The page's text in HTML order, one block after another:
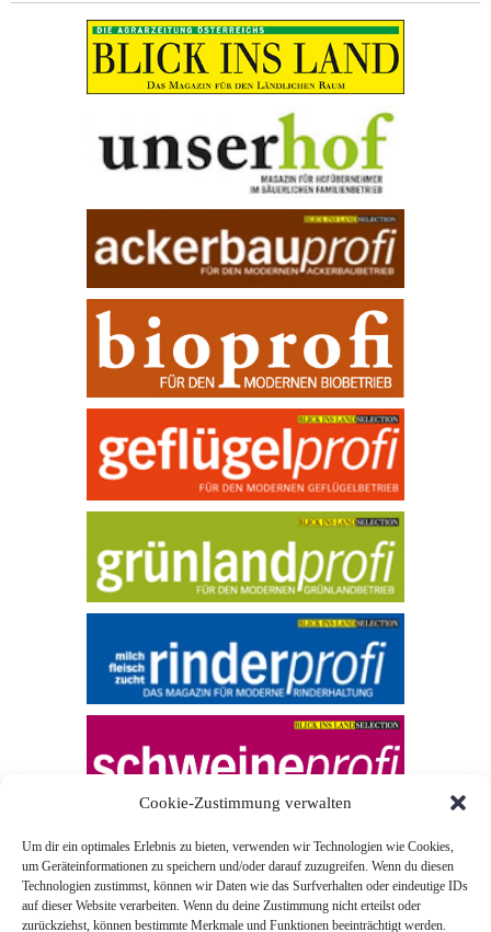
Cookie-Zustimmung verwalten
Um dir ein optimales Erlebnis zu bieten, verwenden wir Technologien wie Cookies,
um Geräteinformationen zu speichern und/oder darauf zuzugreifen. Wenn du diesen
Technologien zustimmst, können wir Daten wie das Surfverhalten oder eindeutige IDs
auf dieser Website verarbeiten. Wenn du deine Zustimmung nicht erteilst oder
zurückziehst, können bestimmte Merkmale und Funktionen beeinträchtigt werden.